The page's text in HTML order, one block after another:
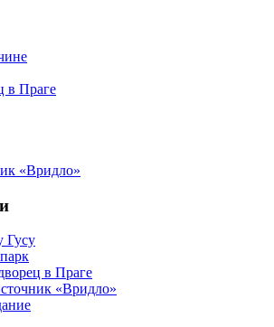
в Праге
«Вридло»
Гусу
в Праге
«Вридло»